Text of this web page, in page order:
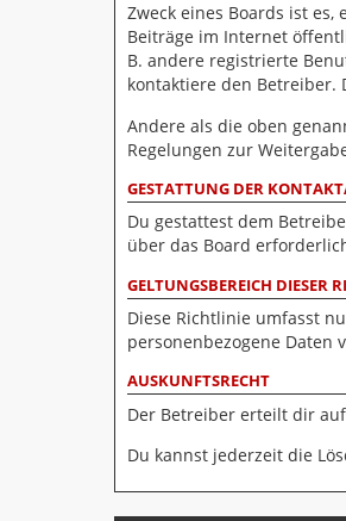
Zweck eines Boards ist
Beiträge im Internet
B. andere registrierte
kontaktiere den Betreiber.
Andere als die oben
Regelungen zur
GESTATTUNG DER
Du gestattest dem
über das Board
GELTUNGSBEREICH DIESER
Diese Richtlinie umfasst
personenbezogene
AUSKUNFTSRECHT
Der Betreiber erteilt dir
Du kannst jederzeit die